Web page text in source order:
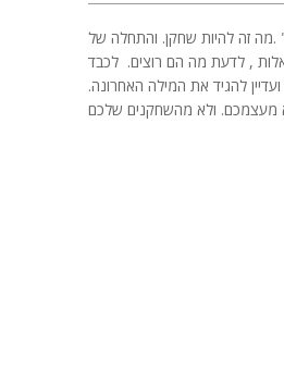
זה להיות שחקן. והתחלה של
, לדעת מה הם רוצים. לכבד
להגיד את המילה האחרונה.